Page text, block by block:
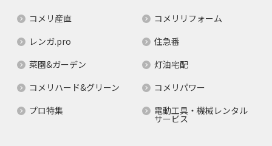
コメリ産直
コメリリフォーム
レンガ.pro
住急番
菜園&ガーデン
灯油宅配
コメリハード&グリーン
コメリパワー
プロ特集
電動工具・機械レンタル
サービス